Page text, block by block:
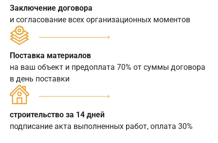
Заключение договора
и согласование всех организационных моментов
Поставка материалов
на ваш объект и предоплата 70% от суммы договора
в день поставки
строительство за 14 дней
подписание акта выполненных работ, оплата 30%